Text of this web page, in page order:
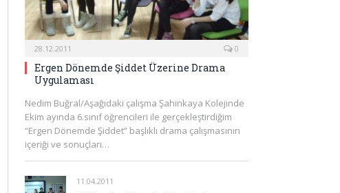
28.12.2011 0
Ergen Dönemde Şiddet Üzerine Drama
Uygulaması
Nedim Buğral/Aşağıdaki çalışma Şahinkaya Kolejinde
Ekim ayında 6.sınıf öğrencileri ile gerçekleştirdiğim
“Ergen Dönemde Şiddet” başlıklı drama çalışmasının
içeriği ve sonuçları…
11.04.2011